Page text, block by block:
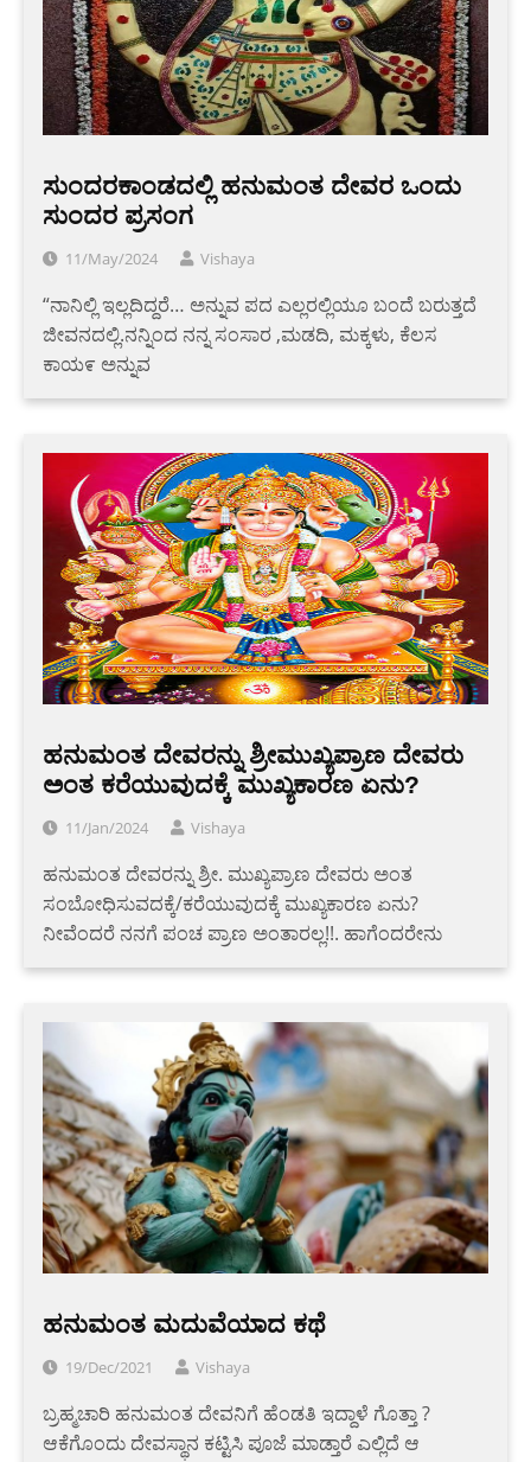
ಸುಂದರಕಾಂಡದಲ್ಲಿ ಹನುಮಂತ ದೇವರ ಒಂದು
ಸುಂದರ ಪ್ರಸಂಗ
11/May/2024 Vishaya
“ನಾನಿಲ್ಲಿ ಇಲ್ಲದಿದ್ದರೆ… ಅನ್ನುವ ಪದ ಎಲ್ಲರಲ್ಲಿಯೂ ಬಂದೆ ಬರುತ್ತದೆ
ಜೀವನದಲ್ಲಿ.ನನ್ನಿಂದ ನನ್ನ ಸಂಸಾರ ,ಮಡದಿ, ಮಕ್ಕಳು, ಕೆಲಸ
ಕಾಯ೯ ಅನ್ನುವ
ಹನುಮಂತ ದೇವರನ್ನು ಶ್ರೀಮುಖ್ಯಪ್ರಾಣ ದೇವರು
ಅಂತ ಕರೆಯುವುದಕ್ಕೆ ಮುಖ್ಯಕಾರಣ ಏನು?
11/Jan/2024 Vishaya
ಹನುಮಂತ ದೇವರನ್ನು ಶ್ರೀ. ಮುಖ್ಯಪ್ರಾಣ ದೇವರು ಅಂತ
ಸಂಬೋಧಿಸುವದಕ್ಕೆ/ಕರೆಯುವುದಕ್ಕೆ ಮುಖ್ಯಕಾರಣ ಏನು?
ನೀವೆಂದರೆ ನನಗೆ ಪಂಚ ಪ್ರಾಣ ಅಂತಾರಲ್ಲ!!. ಹಾಗೆಂದರೇನು
ಹನುಮಂತ ಮದುವೆಯಾದ ಕಥೆ
19/Dec/2021 Vishaya
ಬ್ರಹ್ಮಚಾರಿ ಹನುಮಂತ ದೇವನಿಗೆ ಹೆಂಡತಿ ಇದ್ದಾಳೆ ಗೊತ್ತಾ ?
ಆಕೆಗೊಂದು ದೇವಸ್ಥಾನ ಕಟ್ಟಿಸಿ ಪೂಜೆ ಮಾಡ್ತಾರೆ ಎಲ್ಲಿದೆ ಆ